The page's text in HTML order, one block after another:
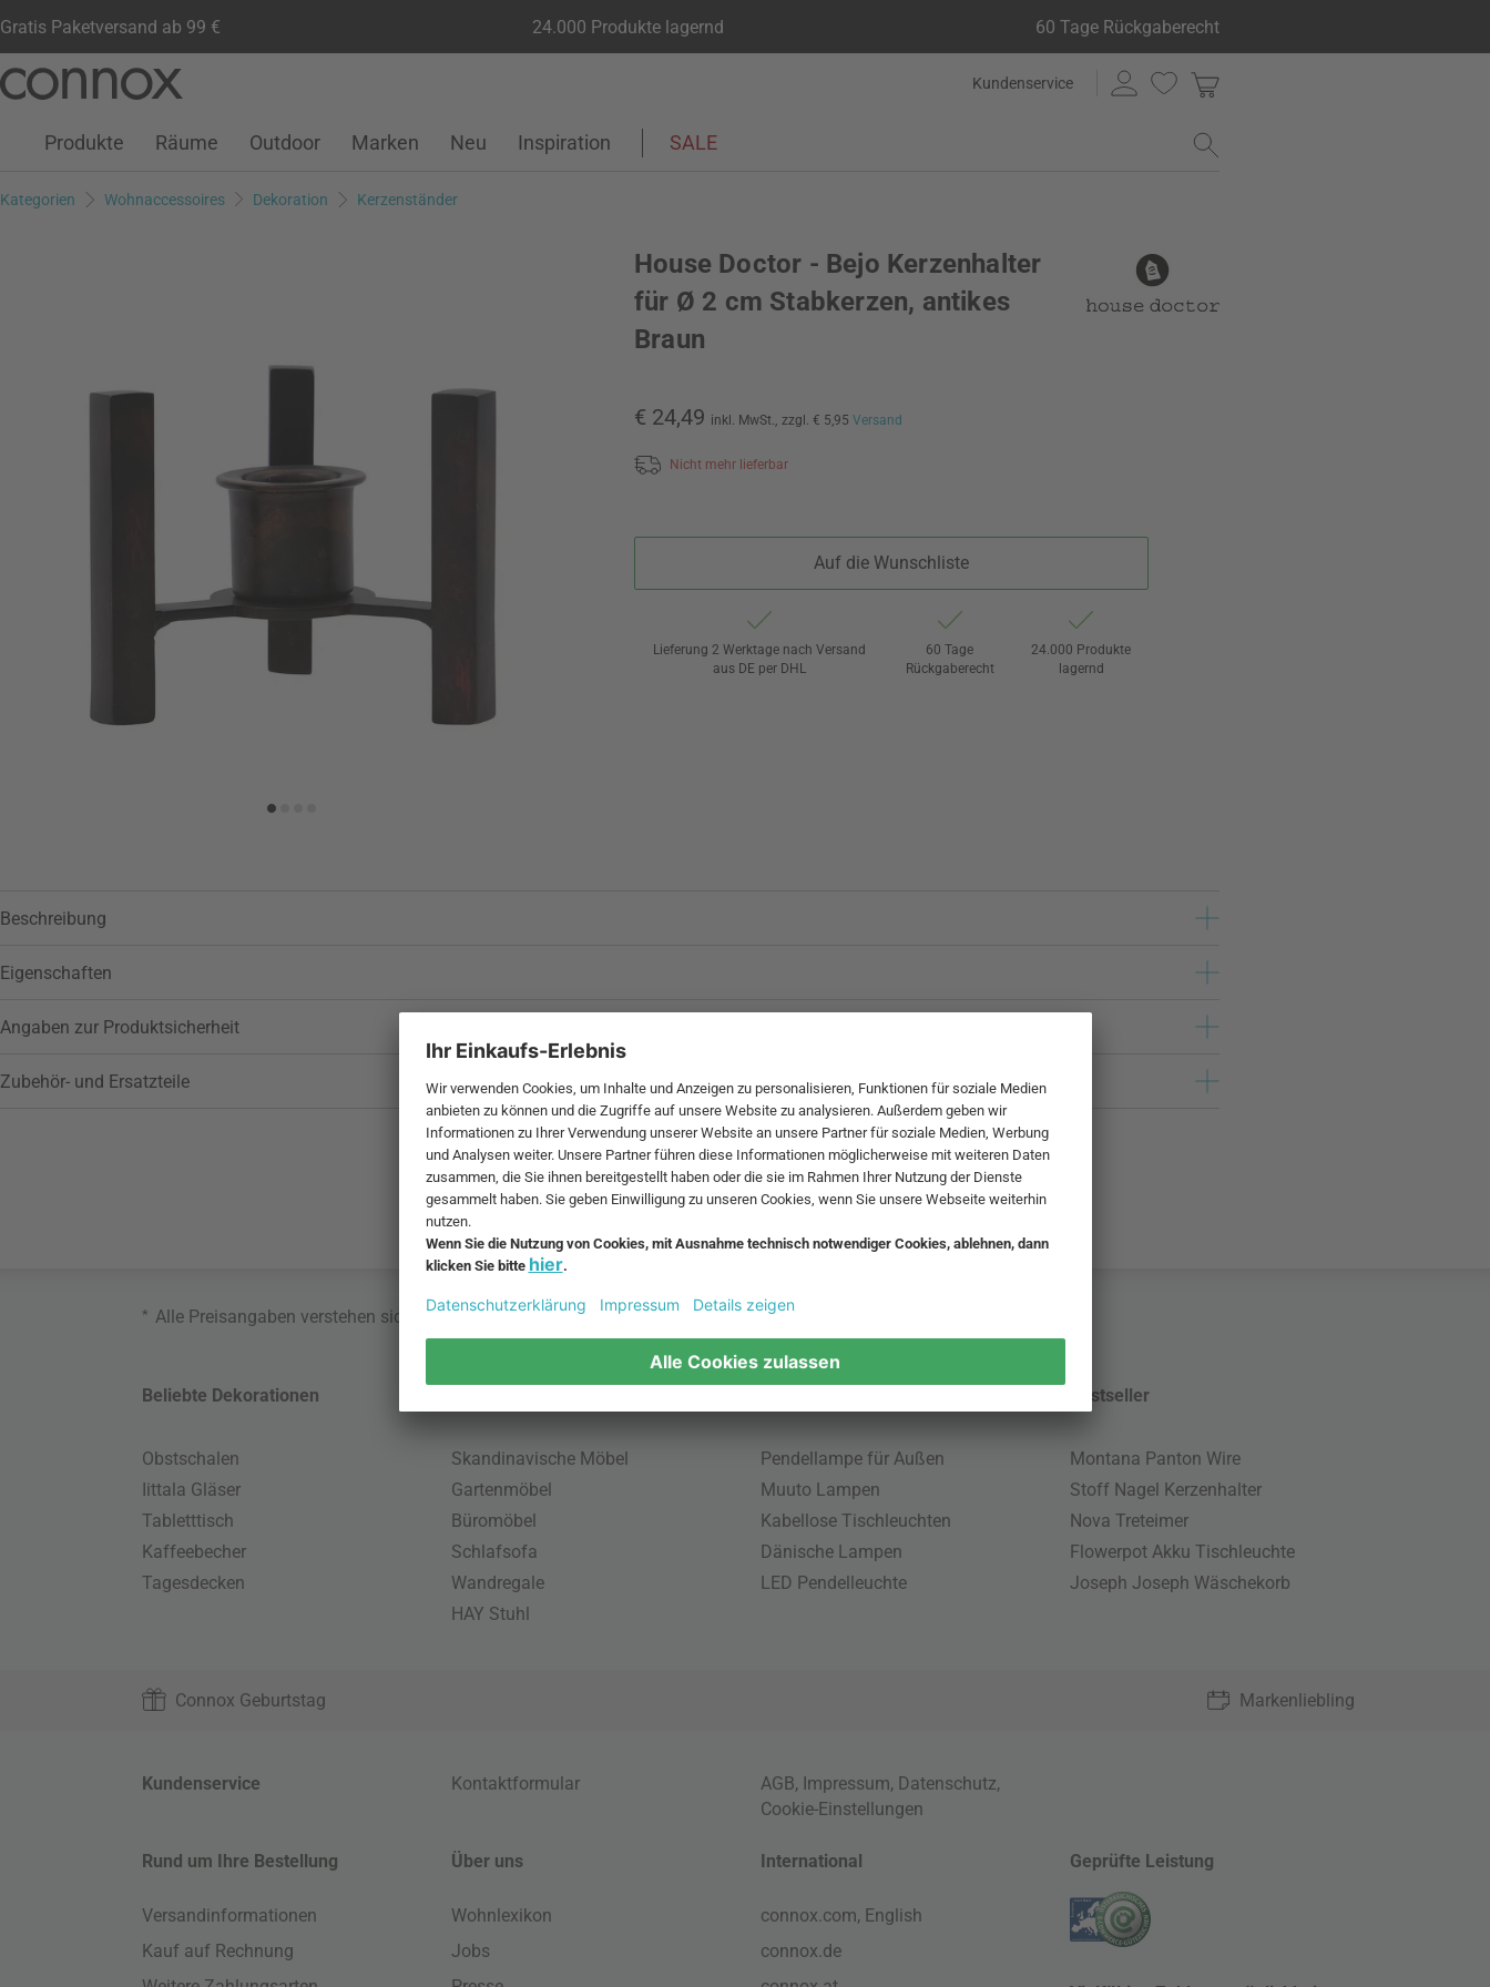
Gratis Paketversand ab 99 € 24.000 Produkte lagernd 60 Tage Rückgaberecht
Seiteninhalt
Suchfeld
Kundenservice
Kundenkonto
Wunschliste
Warenkorb
Produkte Räume Outdoor Marken Neu Inspiration SALE
Kategorien Wohnaccessoires Dekoration Kerzenständer
House Doctor - Bejo Kerzenhalter
für Ø 2 cm Stabkerzen, antikes
Braun
€ 24,49 inkl. MwSt., zzgl. € 5,95 Versand
Nicht mehr lieferbar
Auf die Wunschliste
Lieferung 2 Werktage nach Versand
aus DE per DHL
60 Tage
Rückgaberecht
24.000 Produkte
lagernd
Beschreibung
Eigenschaften
Angaben zur Produktsicherheit
Zubehör- und Ersatzteile
* Alle Preisangaben verstehen sich inklusive MwSt. und zzgl.Versandkosten.
Beliebte Dekorationen
Obstschalen
Iittala Gläser
Tabletttisch
Kaffeebecher
Tagesdecken
Skandinavische Möbel
Gartenmöbel
Büromöbel
Schlafsofa
Wandregale
HAY Stuhl
Pendellampe für Außen
Muuto Lampen
Kabellose Tischleuchten
Dänische Lampen
LED Pendelleuchte
Bestseller
Montana Panton Wire
Stoff Nagel Kerzenhalter
Nova Treteimer
Flowerpot Akku Tischleuchte
Joseph Joseph Wäschekorb
Connox Geburtstag Markenliebling
Kundenservice Kontaktformular AGB, Impressum, Datenschutz,
Cookie-Einstellungen
Rund um Ihre Bestellung
Versandinformationen
Kauf auf Rechnung
Über uns
Wohnlexikon
Jobs
International
connox.com, English
connox.de
Geprüfte Leistung